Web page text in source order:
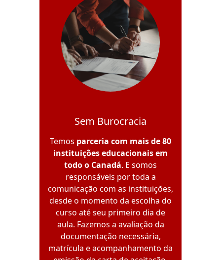
Sem Burocracia
Temos parceria com mais de 80
instituições educacionais em
todo o Canadá. E somos
responsáveis por toda a
comunicação com as instituições,
desde o momento da escolha do
curso até seu primeiro dia de
aula. Fazemos a avaliação da
documentação necessária,
matrícula e acompanhamento da